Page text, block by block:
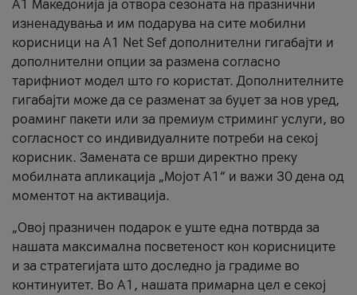
А1 Македонија ја отвора сезоната на празнични
изненадувања и им подарува на сите мобилни
корисници на A1 Net Sef дополнителни гигабајти и
дополнителни опции за размена согласно
тарифниот модел што го користат. Дополнителните
гигабајти може да се разменат за буџет за нов уред,
роаминг пакети или за премиум стриминг услуги, во
согласност со индивидуалните потреби на секој
корисник. Замената се врши директно преку
мобилната апликација „Мојот А1“ и важи 30 дена од
моментот на активација.
„Овој празничен подарок е уште една потврда за
нашата максимална посветеност кон корисниците
и за стратегијата што доследно ја градиме во
континуитет. Во А1, нашата примарна цел е секој